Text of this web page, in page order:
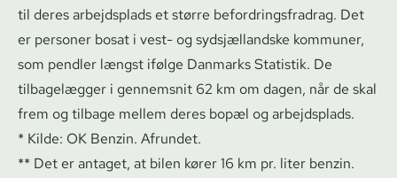
til deres arbejdsplads et større be­for­drings­fradrag. Det
er personer bosat i vest- og sydsjællandske kommuner,
som pendler længst ifølge Danmarks Statistik. De
tilbagelægger i gennemsnit 62 km om dagen, når de skal
frem og tilbage mellem deres bopæl og arbejdsplads.
* Kilde: OK Benzin. Afrundet.
** Det er antaget, at bilen kører 16 km pr. liter benzin.